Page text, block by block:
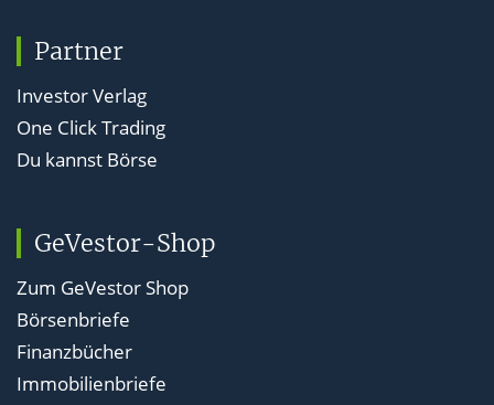
Partner
Investor Verlag
One Click Trading
Du kannst Börse
GeVestor-Shop
Zum GeVestor Shop
Börsenbriefe
Finanzbücher
Immobilienbriefe